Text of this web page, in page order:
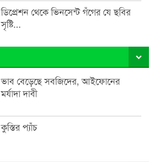
ডিপ্রেশন থেকে ভিনসেন্ট গঁগের যে ছবির
সৃষ্টি...
ভাব বেড়েছে সবজিদের, আইফোনের
মর্যাদা দাবী
কুস্তির প্যাঁচ